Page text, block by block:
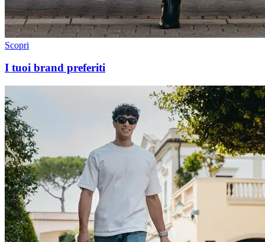
Scopri
I tuoi brand preferiti